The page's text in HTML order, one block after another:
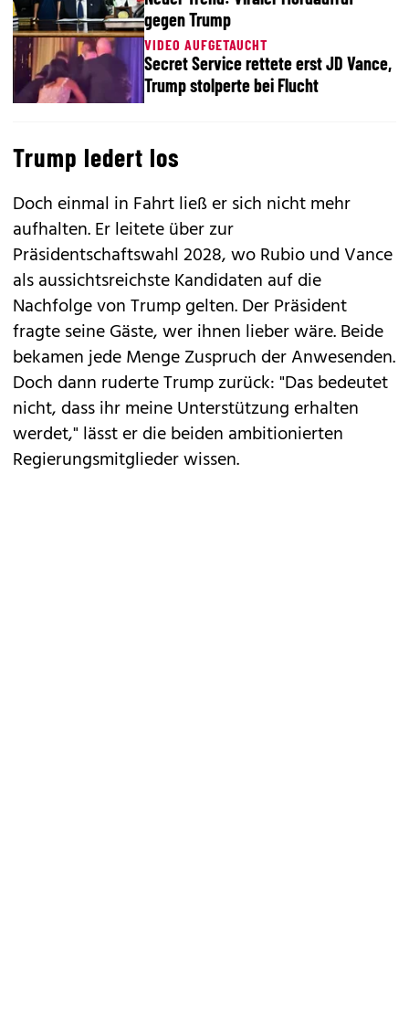
gegen Trump
VIDEO AUFGETAUCHT
Secret Service rettete erst JD Vance,
Trump stolperte bei Flucht
Trump ledert los
Doch einmal in Fahrt ließ er sich nicht mehr
aufhalten. Er leitete über zur
Präsidentschaftswahl 2028, wo Rubio und Vance
als aussichtsreichste Kandidaten auf die
Nachfolge von Trump gelten. Der Präsident
fragte seine Gäste, wer ihnen lieber wäre. Beide
bekamen jede Menge Zuspruch der Anwesenden.
Doch dann ruderte Trump zurück: "Das bedeutet
nicht, dass ihr meine Unterstützung erhalten
werdet," lässt er die beiden ambitionierten
Regierungsmitglieder wissen.